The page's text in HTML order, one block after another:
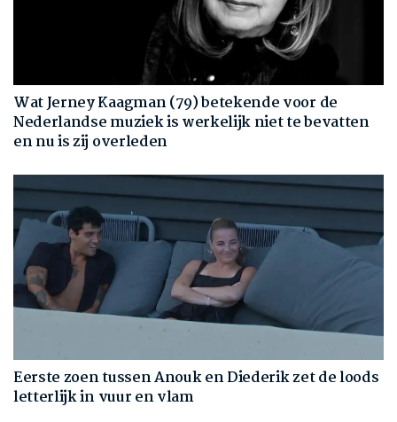
Wat Jerney Kaagman (79) betekende voor de
Nederlandse muziek is werkelijk niet te bevatten
en nu is zij overleden
Eerste zoen tussen Anouk en Diederik zet de loods
letterlijk in vuur en vlam